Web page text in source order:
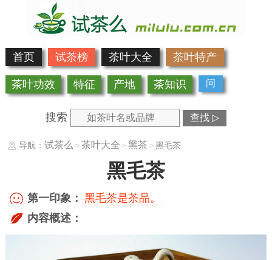
首页 试茶榜 茶叶大全 茶叶特产
茶叶功效 特征 产地 茶知识 问
搜索 查找 ▷
导航： 试茶么 > 茶叶大全 > 黑茶 > 黑毛茶
黑毛茶
第一印象： 黑毛茶是茶品。
内容概述：